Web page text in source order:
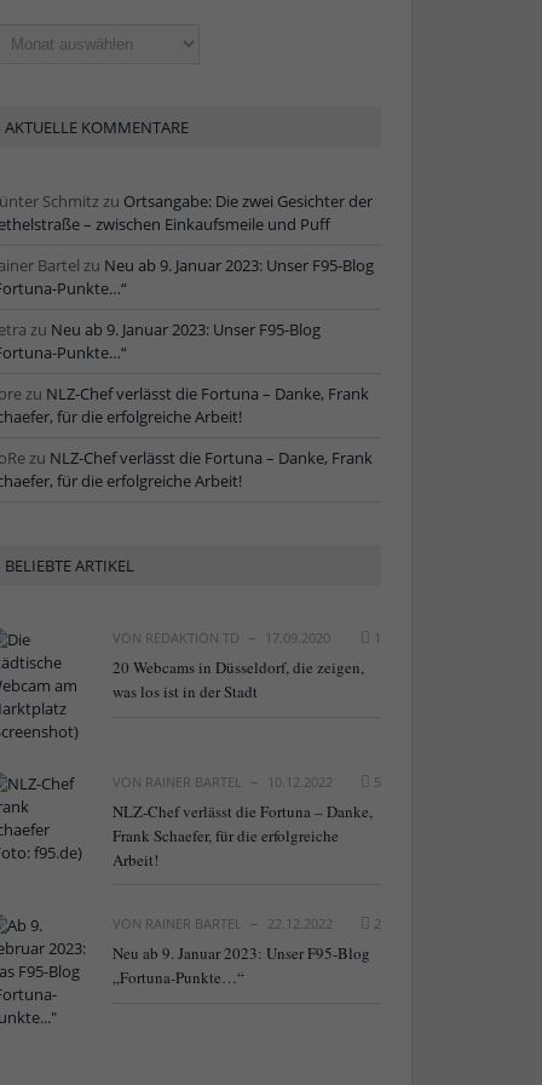
AKTUELLE KOMMENTARE
Schmitzzu Ortsangabe: Die zwei Gesichter der
– zwischen Einkaufsmeile und Puff
Bartel zu Neu ab 9. Januar 2023: Unser F95-Blog
Punkte…“
zu Neu ab 9. Januar 2023: Unser F95-Blog
Punkte…“
zu NLZ-Chef verlässt die Fortuna – Danke, Frank
für die erfolgreiche Arbeit!
zu NLZ-Chef verlässt die Fortuna – Danke, Frank
für die erfolgreiche Arbeit!
BELIEBTE ARTIKEL
VON REDAKTION TD 17.09.2020 1
20 Webcams in Düsseldorf, die zeigen,
was los ist in der Stadt
VON RAINER BARTEL 10.12.2022 5
NLZ-Chef verlässt die Fortuna – Danke,
Frank Schaefer, für die erfolgreiche
Arbeit!
VON RAINER BARTEL 22.12.2022 2
Neu ab 9. Januar 2023: Unser F95-Blog
„Fortuna-Punkte…“